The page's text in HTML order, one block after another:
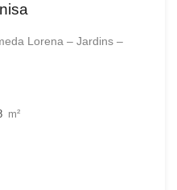
Lorena – Jardins –
m²